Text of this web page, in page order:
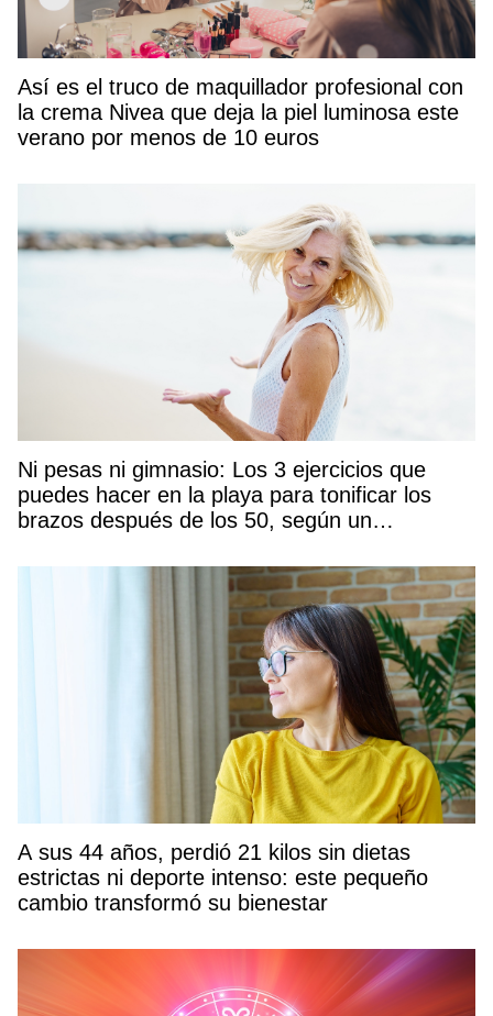
Así es el truco de maquillador profesional con
la crema Nivea que deja la piel luminosa este
verano por menos de 10 euros
Ni pesas ni gimnasio: Los 3 ejercicios que
puedes hacer en la playa para tonificar los
brazos después de los 50, según un
A sus 44 años, perdió 21 kilos sin dietas
estrictas ni deporte intenso: este pequeño
cambio transformó su bienestar